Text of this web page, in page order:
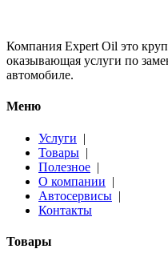
Компания Expert Oil это
оказывающая услуги по
автомобиле.
Меню
Услуги |
Товары |
Полезное |
О компании |
Автосервисы |
Контакты
Товары